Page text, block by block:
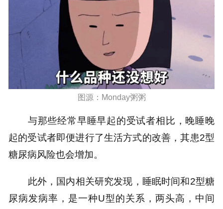
图源：Monday粥粥
与那些经常早睡早起的受试者相比，晚睡晚
起的受试者即便进行了生活方式的改善，其患2型
糖尿病风险也会增加。
此外，国内相关研究发现，睡眠时间和2型糖
尿病发病率，是一种U型的关系，两头高，中间